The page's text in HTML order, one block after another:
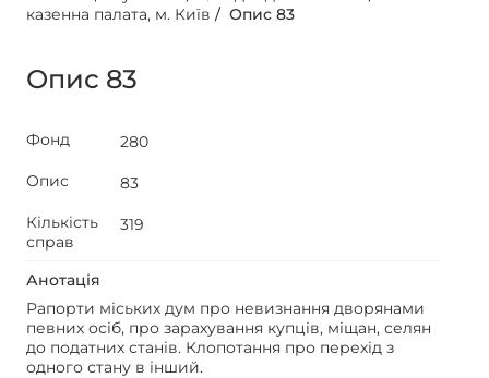
казенна палата, м. Київ / Опис 83
Опис 83
Фонд
280
Опис
83
Кількість
справ
319
Анотація
Рапорти міських дум про невизнання дворянами
певних осіб, про зарахування купців, міщан, селян
до податних станів. Клопотання про перехід з
одного стану в інший.